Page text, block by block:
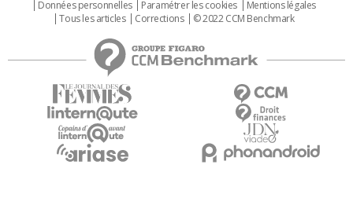
Données personnelles
Paramétrer les cookies
Mentions légales
Tous les articles
Corrections © 2022 CCM Benchmark